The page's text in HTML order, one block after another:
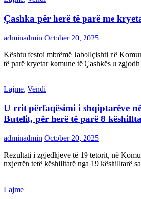
Çashka për herë të parë me
adminadmin October 20, 2025
Kështu festoi mbrëmë Jabollçishti në
të parë kryetar komune të Çashkës u
Lajme, Vendi
U rrit përfaqësimi i shqiptarëve
Butelit, për herë të parë 8
adminadmin October 20, 2025
Rezultati i zgjedhjeve të 19 tetorit, në
nxjerrën tetë këshilltarë nga 19 këshilltarë
Lajme